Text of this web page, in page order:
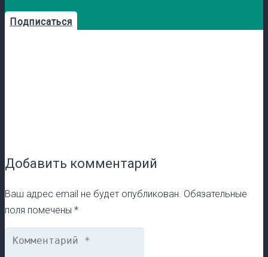
Подписаться
Добавить комментарий
Ваш адрес email не будет опубликован. Обязательные
поля помечены *